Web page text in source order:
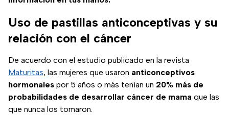
Uso de pastillas anticonceptivas y su
relación con el cáncer
De acuerdo con el estudio publicado en la revista
Maturitas, las mujeres que usaron anticonceptivos
hormonales por 5 años o más tenían un 20% más de
probabilidades de desarrollar cáncer de mama que las
que nunca los tomaron.